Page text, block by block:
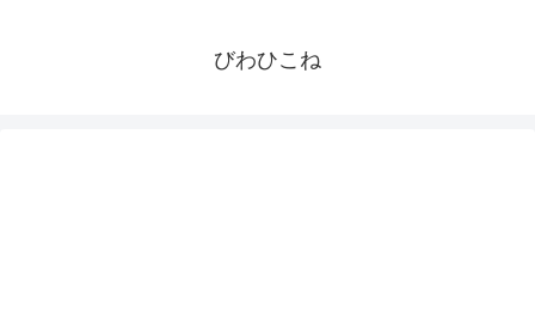
びわひこね